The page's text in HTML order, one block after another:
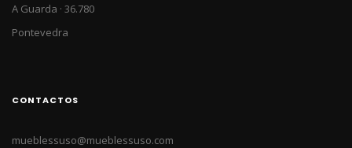
A Guarda · 36.780
Pontevedra
CONTACTOS
mueblessuso@mueblessuso.com